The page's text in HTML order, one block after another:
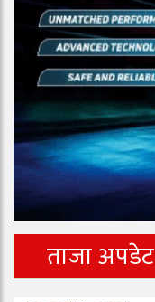
ताजा अपडेट